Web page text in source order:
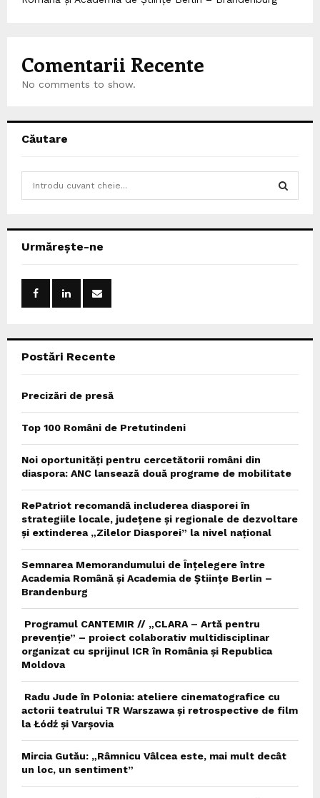
Comentarii Recente
No comments to show.
Căutare
h
Urmărește-ne
Postări Recente
Precizări de presă
Top 100 Români de Pretutindeni
Noi oportunități pentru cercetătorii români din
diaspora: ANC lansează două programe de mobilitate
RePatriot recomandă includerea diasporei în
strategiile locale, județene și regionale de dezvoltare
și extinderea „Zilelor Diasporei” la nivel național
Semnarea Memorandumului de Înțelegere între
Academia Română și Academia de Științe Berlin –
Brandenburg
Programul CANTEMIR // „CLARA – Artă pentru
prevenție” – proiect colaborativ multidisciplinar
organizat cu sprijinul ICR în România și Republica
Moldova
Radu Jude în Polonia: ateliere cinematografice cu
actorii teatrului TR Warszawa și retrospective de film
la Łódź și Varșovia
Mircia Gutău: „Râmnicu Vâlcea este, mai mult decât
un loc, un sentiment”